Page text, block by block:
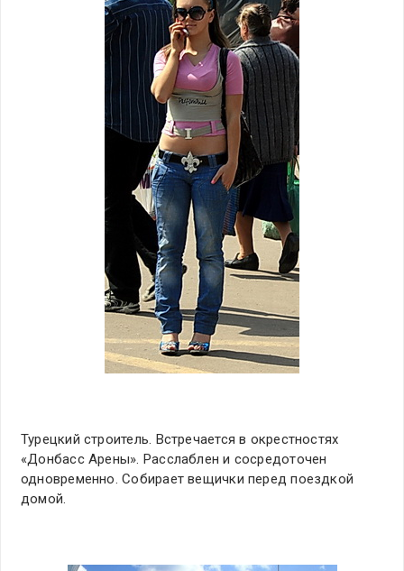
Турецкий строитель. Встречается в окрестностях
«Донбасс Арены». Расслаблен и сосредоточен
одновременно. Собирает вещички перед поездкой
домой.